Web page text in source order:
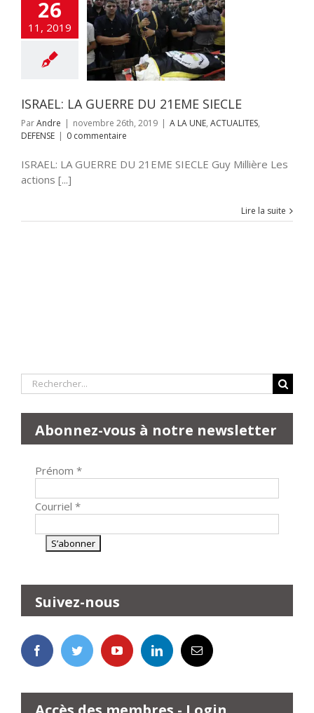
26
11, 2019
LA GUERRE DU
ACTUALITES
ISRAEL: LA GUERRE DU 21EME SIECLE
ParAndre | novembre 26th, 2019 | A LA UNE, ACTUALITES,
DEFENSE | 0 commentaire
ISRAEL: LA GUERRE DU 21EME SIECLE Guy Millière Les
actions [...]
Lire la suite
Rechercher:
Abonnez-vous à notre newsletter
Prénom *
Courriel *
Suivez-nous